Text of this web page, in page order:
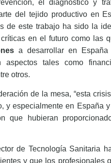
el diagnóstico y
del tejido productivo en
de este trabajo ha sido la
en el futuro como las
a desarrollar en España
tales como
otros.
de la mesa, “esta
y especialmente en España
que hubieran
de Tecnología Sanitaria
y que los profesionales